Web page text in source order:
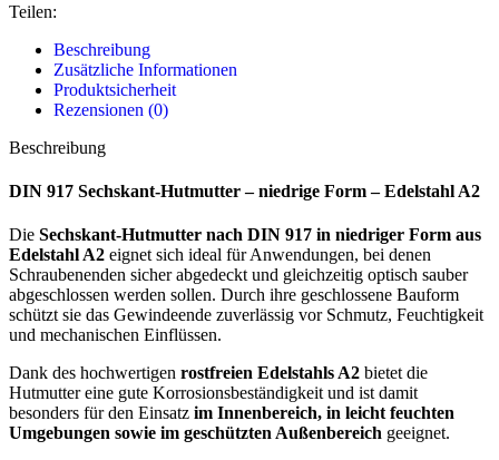
Teilen:
Beschreibung
Zusätzliche Informationen
Produktsicherheit
Rezensionen (0)
Beschreibung
DIN 917 Sechskant-Hutmutter – niedrige Form – Edelstahl A2
Die Sechskant-Hutmutter nach DIN 917 in niedriger Form aus
Edelstahl A2 eignet sich ideal für Anwendungen, bei denen
Schraubenenden sicher abgedeckt und gleichzeitig optisch sauber
abgeschlossen werden sollen. Durch ihre geschlossene Bauform
schützt sie das Gewindeende zuverlässig vor Schmutz, Feuchtigkeit
und mechanischen Einflüssen.
Dank des hochwertigen rostfreien Edelstahls A2 bietet die
Hutmutter eine gute Korrosionsbeständigkeit und ist damit
besonders für den Einsatz im Innenbereich, in leicht feuchten
Umgebungen sowie im geschützten Außenbereich geeignet.